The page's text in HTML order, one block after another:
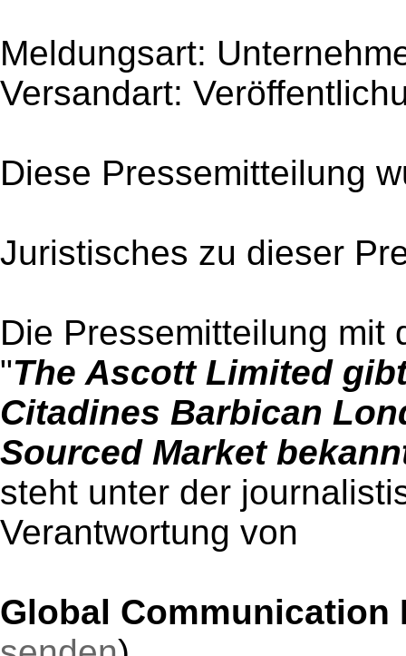
Meldungsart:
Versandart:
Diese Pressemitteilung
Juristisches zu dieser
Die Pressemitteilung mit
"The Ascott Limited
Citadines Barbican
Sourced Market
steht unter der
Verantwortung von
Global Communication